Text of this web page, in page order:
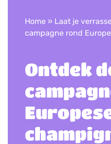
Home» Laat je
campagne rond
Ontdek